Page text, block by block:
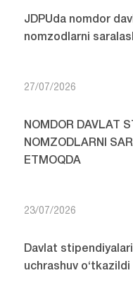
JDPUda nomdor
nomzodlarni
27/07/2026
NOMDOR DAVLAT
NOMZODLARNI
ETMOQDA
23/07/2026
Davlat
uchrashuv o‘tkazildi